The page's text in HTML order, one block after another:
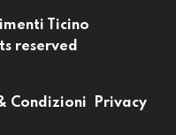
Ticino
reserved
Condizioni Privacy